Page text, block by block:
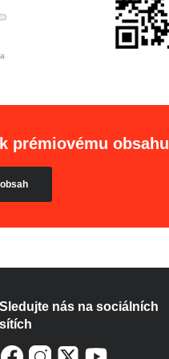
prémiovému obsahu
Sledujte nás na sociálních
sítích